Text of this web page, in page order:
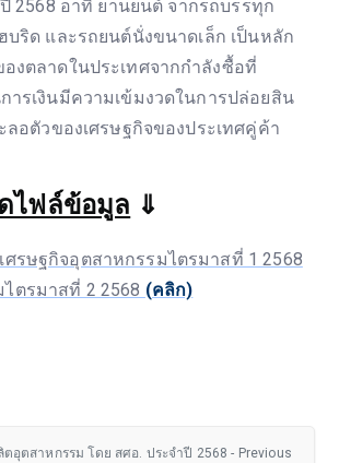
2568 อาทิ ยานยนต์ จากรถบรรทุก
บริด และรถยนต์นั่งขนาดเล็ก เป็นหลัก
งตลาดในประเทศจากกำลังซื้อที่
ารเงินมีความเข้มงวดในการปล่อยสิน
ลอตัวของเศรษฐกิจของประเทศคู่ค้า
ไฟล์ข้อมูล ⇓
ศรษฐกิจอุตสาหกรรมไตรมาสที่ 1 2568
ตรมาสที่ 2 2568 (คลิก)
อุตสาหกรรม โดย สศอ. ประจำปี 2568 - Previous